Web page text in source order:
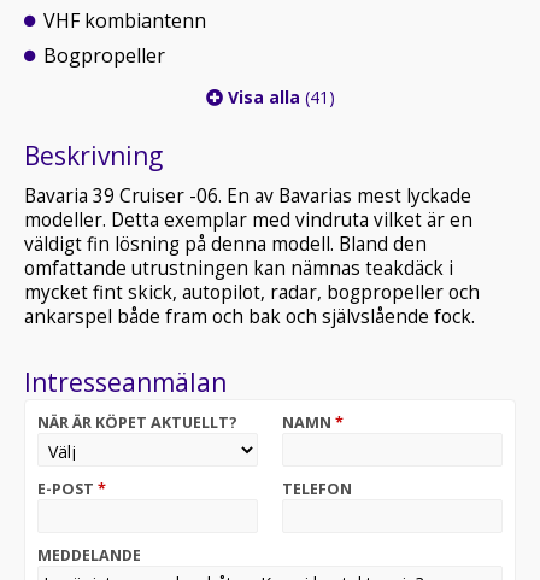
VHF kombiantenn
Bogpropeller
Visa alla (41)
Beskrivning
Bavaria 39 Cruiser -06. En av Bavarias mest lyckade
modeller. Detta exemplar med vindruta vilket är en
väldigt fin lösning på denna modell. Bland den
omfattande utrustningen kan nämnas teakdäck i
mycket fint skick, autopilot, radar, bogpropeller och
ankarspel både fram och bak och självslående fock.
Intresseanmälan
NÄR ÄR KÖPET AKTUELLT? NAMN *
E-POST * TELEFON
MEDDELANDE